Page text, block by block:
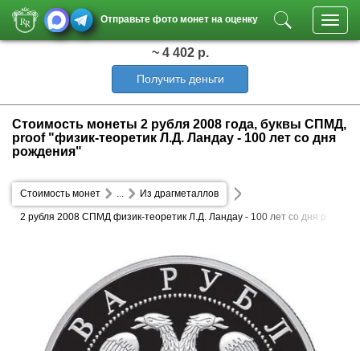
Отправьте фото монет на оценку
~ 4 402 р.
Получить деньги
Стоимость монеты 2 рубля 2008 года, буквы СПМД,
proof "физик-теоретик Л.Д. Ландау - 100 лет со дня
рождения"
Стоимость монет Из драгметаллов
...
2 рубля 2008 СПМД физик-теоретик Л.Д. Ландау - 100 лет со дня р